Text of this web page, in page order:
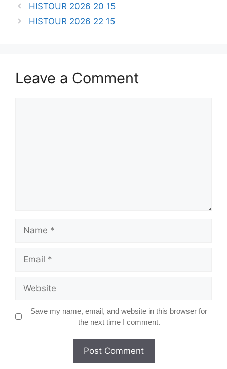
HISTOUR 2026 20 15
HISTOUR 2026 22 15
Leave a Comment
Save my name, email, and website in this browser for
the next time I comment.